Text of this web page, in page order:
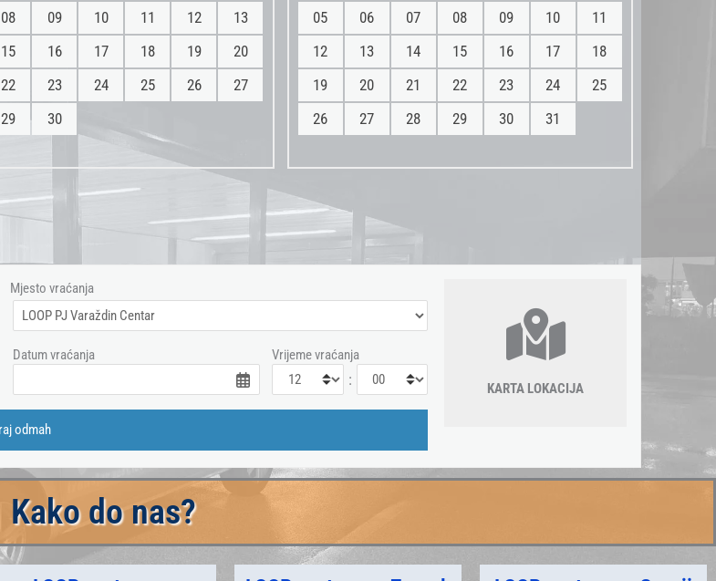
08 09 10 11 12
13
15 16 17 18 19
20
22 23 24 25 26
27
29 30
05
06 07 08 09 10
11
12
13 14 15 16 17
18
19
20 21 22 23 24
25
26
27 28 29 30 31
Mjesto vraćanja
Datum vraćanja Vrijeme vraćanja
: KARTA LOKACIJA
Kako do nas?